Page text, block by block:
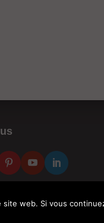
web. Si vous